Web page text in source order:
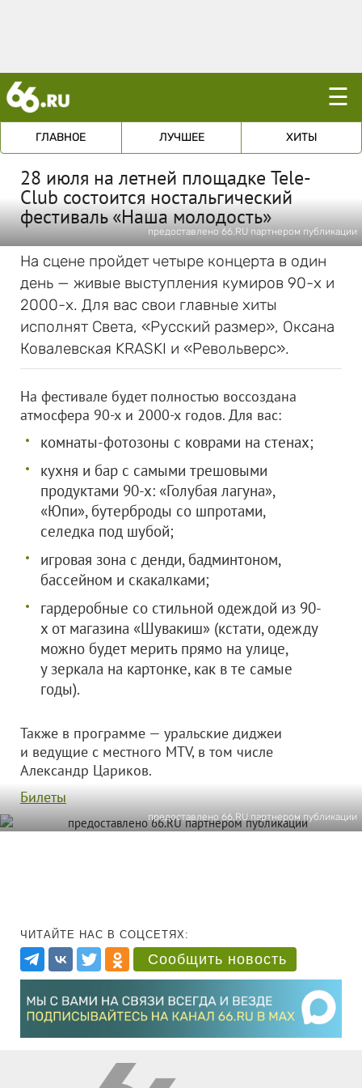
☰
ГЛАВНОЕ ЛУЧШЕЕ ХИТЫ
28 июля на летней площадке Tele-
Club состоится ностальгический
фестиваль «Наша молодость»
предоставлено 66.RU партнером публикации
На сцене пройдет четыре концерта в один
день — живые выступления кумиров 90-х и
2000-х. Для вас свои главные хиты
исполнят Света, «Русский размер», Оксана
Ковалевская KRASKI и «Револьверс».
На фестивале будет полностью воссоздана
атмосфера 90-х и 2000-х годов. Для вас:
комнаты-фотозоны с коврами на стенах;
кухня и бар с самыми трешовыми
продуктами 90-х: «Голубая лагуна»,
«Юпи», бутерброды со шпротами,
селедка под шубой;
игровая зона с денди, бадминтоном,
бассейном и скакалками;
гардеробные со стильной одеждой из 90-
х от магазина «Шувакиш» (кстати, одежду
можно будет мерить прямо на улице,
у зеркала на картонке, как в те самые
годы).
‌Также в программе — уральские диджеи
и ведущие с местного MTV, в том числе
Александр Цариков.
‌Билеты
предоставлено 66.RU партнером публикации
ЧИТАЙТЕ НАС В СОЦСЕТЯХ:
Сообщить новость